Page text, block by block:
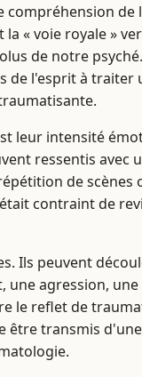
compréhension
« voie royale »
de notre
de l'esprit à traiter
leur intensité
ressentis avec
de scènes
contraint de
Ils peuvent
agression,
le reflet de
être transmis